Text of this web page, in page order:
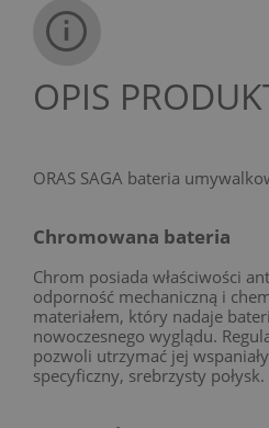
OPIS
ORAS SAGA bateria
Chromowana bateria
Chrom posiada właściwości
odporność mechaniczną i
materiałem, który nadaje
nowoczesnego wyglądu.
pozwoli utrzymać jej
specyficzny, srebrzysty połysk.